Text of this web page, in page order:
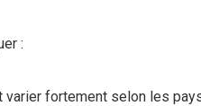
:
fortement selon les